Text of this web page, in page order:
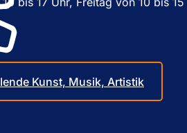
e
n
T
a
b
)
Kunst, Musik, Artistik